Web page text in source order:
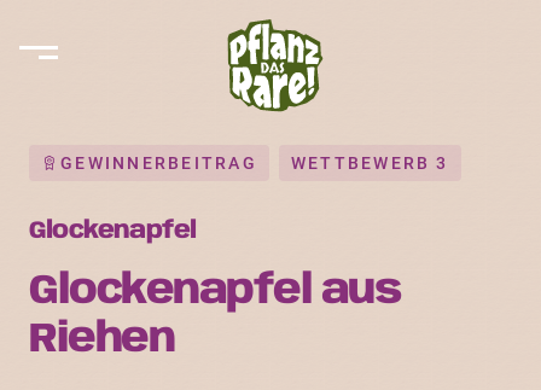
GEWINNERBEITRAG WETTBEWERB 3
Glockenapfel
Glockenapfel aus
Riehen